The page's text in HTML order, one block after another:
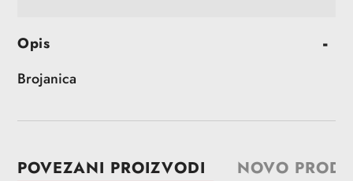
proizvoda
u
korpu
Opis
Brojanica
POVEZANI PROIZVODI NOVO